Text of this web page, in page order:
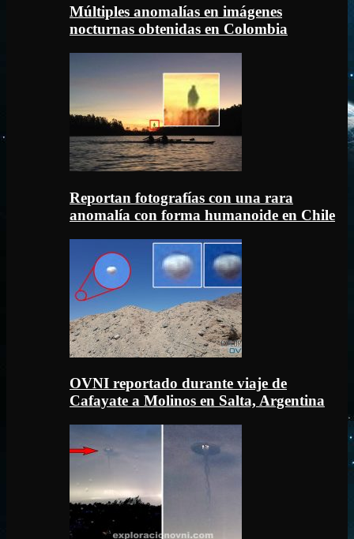
Múltiples anomalías en imágenes
nocturnas obtenidas en Colombia
Reportan fotografías con una rara
anomalía con forma humanoide en Chile
OVNI reportado durante viaje de
Cafayate a Molinos en Salta, Argentina